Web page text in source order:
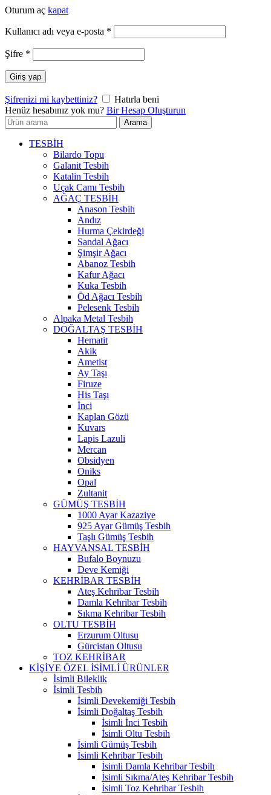
Oturum aç kapat
Kullanıcı adı veya e-posta *
Şifre *
Giriş yap
Şifrenizi mi kaybettiniz?
Hatırla beni
Henüz hesabınız yok mu? Bir Hesap Oluşturun
Arayın:
Arama
TESBİH
Bilardo Topu
Galanit Tesbih
Katalin Tesbih
Uçak Camı Tesbih
AĞAÇ TESBİH
Anason Tesbih
Andız
Hurma Çekirdeği
Sandal Ağacı
Şimşir Ağacı
Abanoz Tesbih
Kafur Ağacı
Kuka Tesbih
Öd Ağacı Tesbih
Pelesenk Tesbih
Alpaka Metal Tesbih
DOĞALTAŞ TESBİH
Hematit
Akik
Ametist
Ay Taşı
Firuze
His Taşı
İnci
Kaplan Gözü
Kuvars
Lapis Lazuli
Mercan
Obsidyen
Oniks
Opal
Zultanit
GÜMÜŞ TESBİH
1000 Ayar Kazaziye
925 Ayar Gümüş Tesbih
Taşlı Gümüş Tesbih
HAYVANSAL TESBİH
Bufalo Boynuzu
Deve Kemiği
KEHRİBAR TESBİH
Ateş Kehribar Tesbih
Damla Kehribar Tesbih
Sıkma Kehribar Tesbih
OLTU TESBİH
Erzurum Oltusu
Gürcistan Oltusu
TOZ KEHRİBAR
KİŞİYE ÖZEL İSİMLİ ÜRÜNLER
İsimli Bileklik
İsimli Tesbih
İsimli Devekemiği Tesbih
İsimli Doğaltaş Tesbih
İsimli İnci Tesbih
İsimli Oltu Tesbih
İsimli Gümüş Tesbih
İsimli Kehribar Tesbih
İsimli Damla Kehribar Tesbih
İsimli Sıkma/Ateş Kehribar Tesbih
İsimli Toz Kehribar Tesbih